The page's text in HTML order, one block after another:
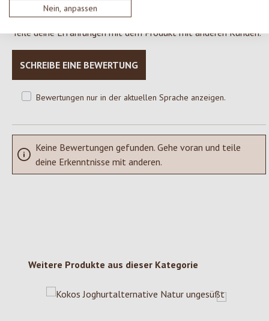
Nein, anpassen
Durchschnittliche Bewertung von 0 von 5 Sternen
Gib eine Bewertung ab!
Teile deine Erfahrungen mit dem Produkt mit anderen Kunden.
SCHREIBE EINE BEWERTUNG
Bewertungen nur in der aktuellen Sprache anzeigen.
Keine Bewertungen gefunden. Gehe voran und teile
deine Erkenntnisse mit anderen.
Produktgalerie überspringen
Weitere Produkte aus dieser Kategorie